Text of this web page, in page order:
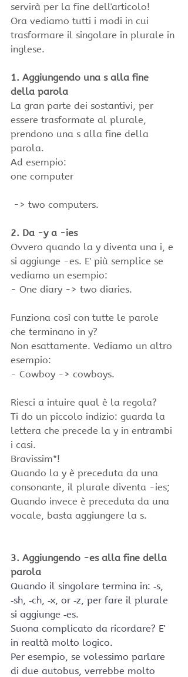
servirà per la fine dell'articolo!
Ora vediamo tutti i modi in cui
trasformare il singolare in plurale in
inglese.
1. Aggiungendo una s alla fine
della parola
La gran parte dei sostantivi, per
essere trasformate al plurale,
prendono una s alla fine della
parola.
Ad esempio:
one computer
-> two computers.
2. Da -y a -ies
Ovvero quando la y diventa una i, e
si aggiunge -es. E' più semplice se
vediamo un esempio:
- One diary -> two diaries.
Funziona così con tutte le parole
che terminano in y?
Non esattamente. Vediamo un altro
esempio:
- Cowboy -> cowboys.
Riesci a intuire qual è la regola?
Ti do un piccolo indizio: guarda la
lettera che precede la y in entrambi
i casi.
Bravissim*!
Quando la y è preceduta da una
consonante, il plurale diventa -ies;
Quando invece è preceduta da una
vocale, basta aggiungere la s.
3. Aggiungendo -es alla fine della
parola
Quando il singolare termina in: ‑s,
‑sh, ‑ch, ‑x, or ‑z, per fare il plurale
si aggiunge ‑es.
Suona complicato da ricordare? E'
in realtà molto logico.
Per esempio, se volessimo parlare
di due autobus, verrebbe molto